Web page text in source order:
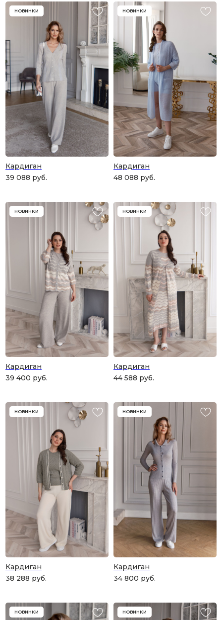
НОВИНКИ
Кардиган
39 088 руб.
НОВИНКИ
Кардиган
48 088 руб.
НОВИНКИ
Кардиган
39 400 руб.
НОВИНКИ
Кардиган
44 588 руб.
НОВИНКИ
Кардиган
38 288 руб.
НОВИНКИ
Кардиган
34 800 руб.
НОВИНКИ НОВИНКИ